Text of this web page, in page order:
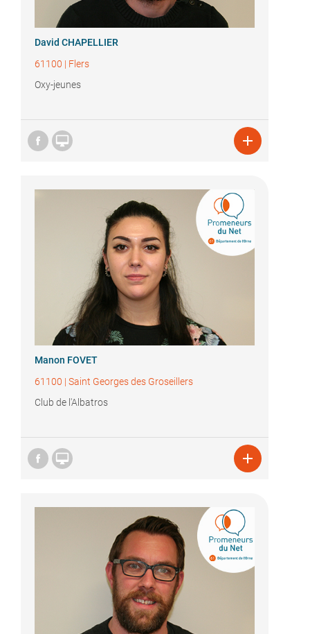
David CHAPELLIER
61100 | Flers
Oxy-jeunes
 
Manon FOVET
61100 | Saint Georges des Groseillers
Club de l'Albatros
 